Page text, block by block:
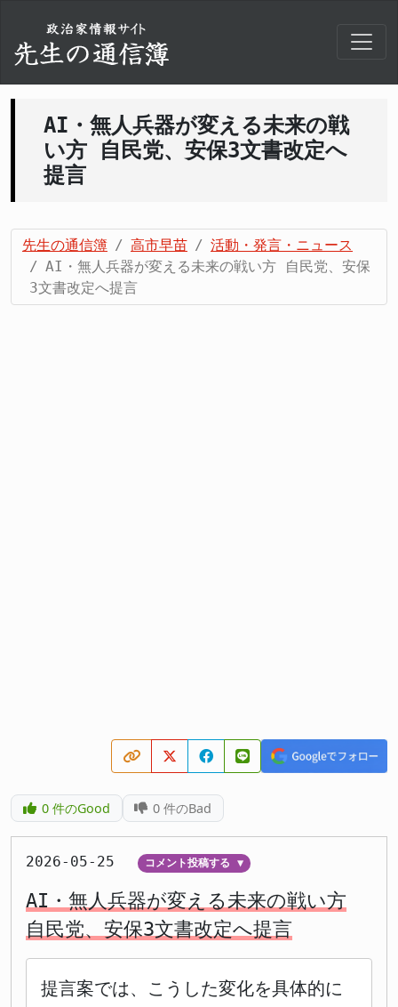
AI・無人兵器が変える未来の戦
い方 自民党、安保3文書改定へ
提言
先生の通信簿 高市早苗
活動・発言・ニュース
AI・無人兵器が変える未来の戦い方 自民党、安保
3文書改定へ提言
0件のGood 0 件のBad
2026-05-25 コメント投稿する ▼
AI・無人兵器が変える未来の戦い方
自民党、安保3文書改定へ提言
提言案では、こうした変化を具体的に